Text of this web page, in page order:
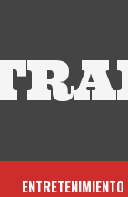
ENTRETENIMIENTO